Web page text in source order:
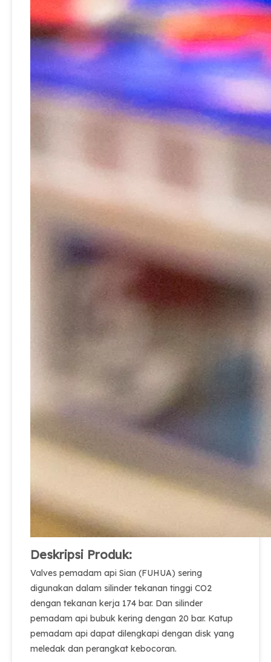
Deskripsi Produk:
Valves pemadam api Sian (FUHUA) sering
digunakan dalam silinder tekanan tinggi CO2
dengan tekanan kerja 174 bar. Dan silinder
pemadam api bubuk kering dengan 20 bar. Katup
pemadam api dapat dilengkapi dengan disk yang
meledak dan perangkat kebocoran.